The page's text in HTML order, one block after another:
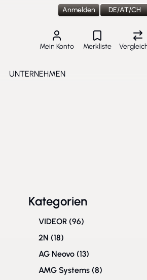
Anmelden DE/AT/CH
Mein Konto Merkliste
UNTERNEHMEN
Kategorien
VIDEOR (96)
2N (18)
AG Neovo (13)
AMG Systems (8)